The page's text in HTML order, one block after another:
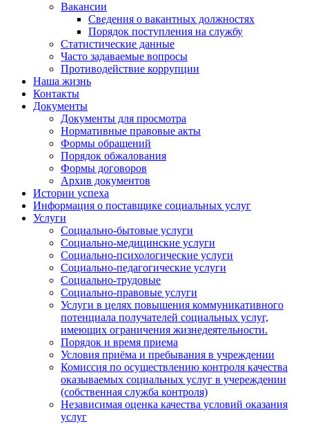
Вакансии
Сведения о вакантных должностях
Порядок поступления на службу
Статистические данные
Часто задаваемые вопросы
Противодействие коррупции
Наша жизнь
Контакты
Документы
Документы для просмотра
Нормативные правовые акты
Формы обращений
Порядок обжалования
Формы договоров
Архив документов
Истории успеха
Информация о поставщике социальных услуг
Услуги
Социально-бытовые услуги
Социально-медицинские услуги
Социально-психологические услуги
Социально-педагогические услуги
Социально-трудовые
Социально-правовые услуги
Услуги в целях повышения коммуникативного
потенциала получателей социальных услуг,
имеющих ограничения жизнедеятельности.
Порядок и время приема
Условия приёма и пребывания в учреждении
Комиссия по осуществлению контроля качества
оказываемых социальных услуг в учереждении
(собственная служба контроля)
Независимая оценка качества условий оказания
услуг